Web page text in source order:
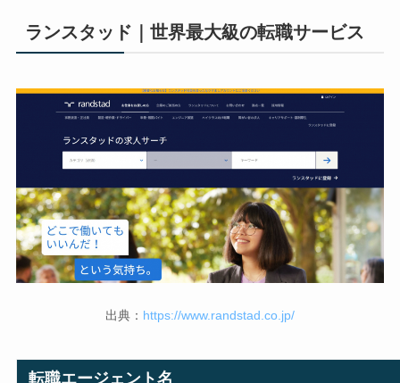
ランスタッド｜世界最大級の転職サービス
出典： https://www.randstad.co.jp/
転職エージェント名